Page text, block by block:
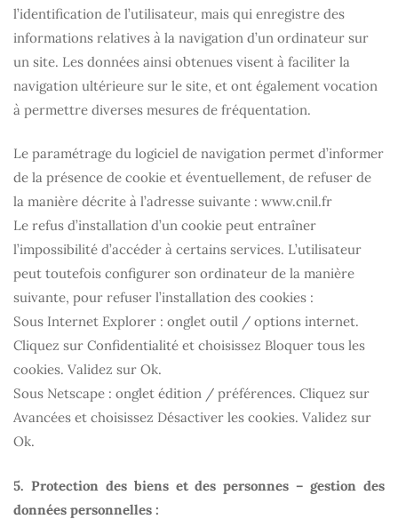
l’identification de l’utilisateur, mais qui enregistre des
informations relatives à la navigation d’un ordinateur sur
un site. Les données ainsi obtenues visent à faciliter la
navigation ultérieure sur le site, et ont également vocation
à permettre diverses mesures de fréquentation.
Le paramétrage du logiciel de navigation permet d’informer
de la présence de cookie et éventuellement, de refuser de
la manière décrite à l’adresse suivante : www.cnil.fr
Le refus d’installation d’un cookie peut entraîner
l’impossibilité d’accéder à certains services. L’utilisateur
peut toutefois configurer son ordinateur de la manière
suivante, pour refuser l’installation des cookies :
Sous Internet Explorer : onglet outil / options internet.
Cliquez sur Confidentialité et choisissez Bloquer tous les
cookies. Validez sur Ok.
Sous Netscape : onglet édition / préférences. Cliquez sur
Avancées et choisissez Désactiver les cookies. Validez sur
Ok.
5. Protection des biens et des personnes – gestion des
données personnelles :